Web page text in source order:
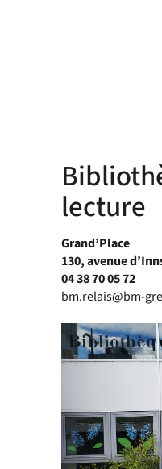
lecture
Grand’Place
130, avenue
04 38 70 05 72
bm.relais@bm-